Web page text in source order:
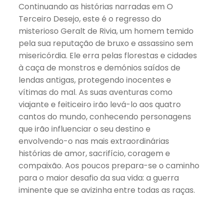
Continuando as histórias narradas em O
Terceiro Desejo, este é o regresso do
misterioso Geralt de Rivia, um homem temido
pela sua reputação de bruxo e assassino sem
misericórdia. Ele erra pelas florestas e cidades
à caça de monstros e demónios saídos de
lendas antigas, protegendo inocentes e
vítimas do mal. As suas aventuras como
viajante e feiticeiro irão levá-lo aos quatro
cantos do mundo, conhecendo personagens
que irão influenciar o seu destino e
envolvendo-o nas mais extraordinárias
histórias de amor, sacrifício, coragem e
compaixão. Aos poucos prepara-se o caminho
para o maior desafio da sua vida: a guerra
iminente que se avizinha entre todas as raças.